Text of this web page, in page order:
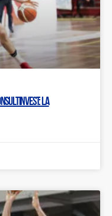
LA